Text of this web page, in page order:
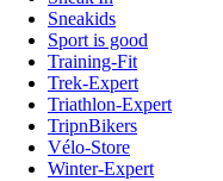
Sneakids
Sport is good
Training-Fit
Trek-Expert
Triathlon-Expert
TripnBikers
Vélo-Store
Winter-Expert